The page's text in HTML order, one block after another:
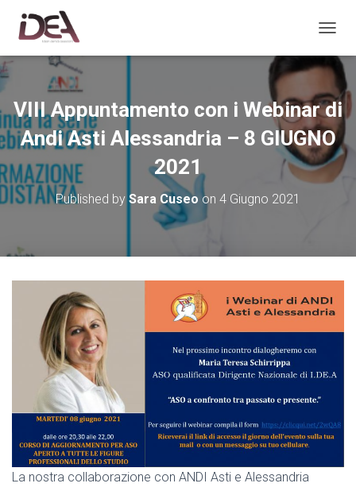
VIII Appuntamento con i Webinar di
Andi Asti Alessandria – 8 GIUGNO
2021
Published by Sara Cuseo on 4 Giugno 2021
La nostra collaborazione con ANDI Asti e Alessandria